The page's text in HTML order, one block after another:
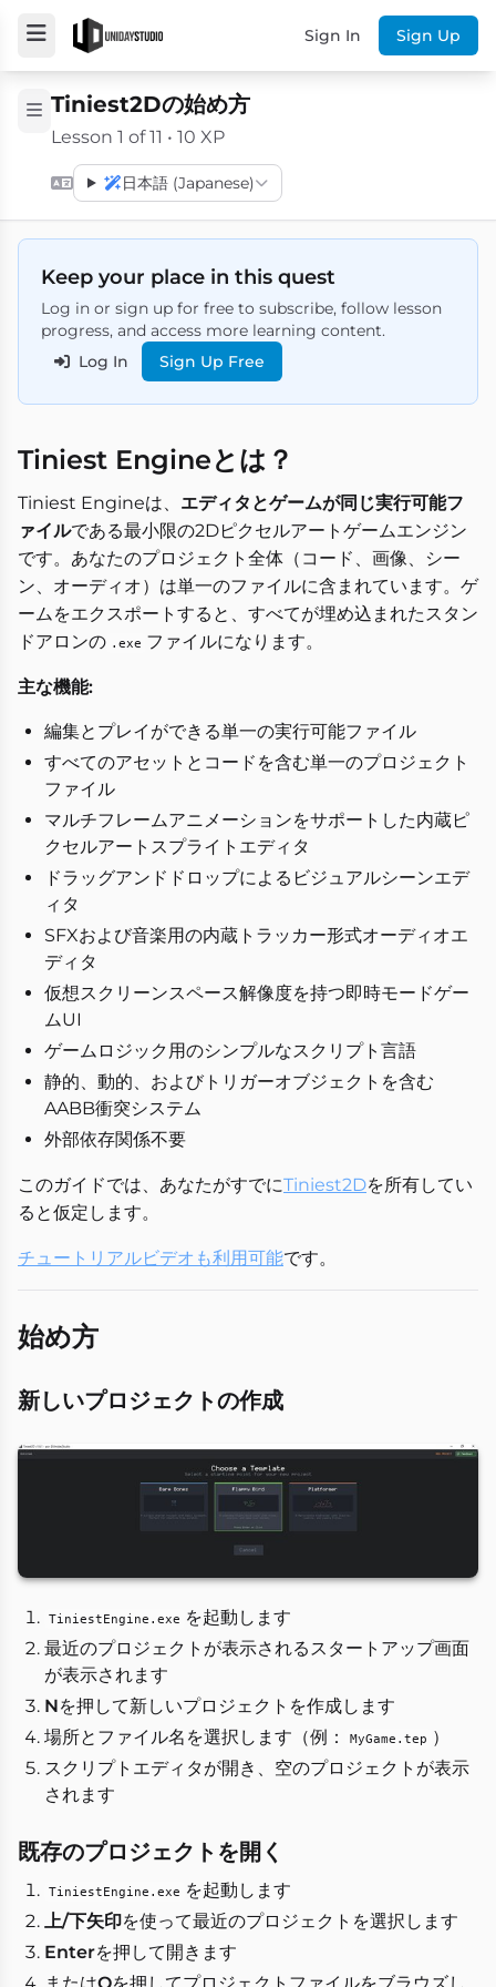
Sign In Sign Up
Tiniest2Dの始め方
Lesson 1 of 11 • 10 XP
日本語 (Japanese)
Keep your place in this quest
Log in or sign up for free to subscribe, follow lesson
progress, and access more learning content.
Log In
Sign Up Free
Tiniest Engineとは？
Tiniest Engineは、 エディタとゲームが同じ実行可能フ
ァイルである最小限の2Dピクセルアートゲームエンジン
です。あなたのプロジェクト全体（コード、画像、シー
ン、オーディオ）は単一のファイルに含まれています。ゲ
ームをエクスポートすると、すべてが埋め込まれたスタン
ドアロンの .exe ファイルになります。
主な機能:
編集とプレイができる単一の実行可能ファイル
すべてのアセットとコードを含む単一のプロジェクト
ファイル
マルチフレームアニメーションをサポートした内蔵ピ
クセルアートスプライトエディタ
ドラッグアンドドロップによるビジュアルシーンエデ
ィタ
SFXおよび音楽用の内蔵トラッカー形式オーディオエ
ディタ
仮想スクリーンスペース解像度を持つ即時モードゲー
ムUI
ゲームロジック用のシンプルなスクリプト言語
静的、動的、およびトリガーオブジェクトを含む
AABB衝突システム
外部依存関係不要
このガイドでは、あなたがすでにTiniest2Dを所有してい
ると仮定します。
チュートリアルビデオも利用可能です。
始め方
新しいプロジェクトの作成
TiniestEngine.exe を起動します
最近のプロジェクトが表示されるスタートアップ画面
が表示されます
Nを押して新しいプロジェクトを作成します
場所とファイル名を選択します（例：
MyGame.tep ）
スクリプトエディタが開き、空のプロジェクトが表示
されます
既存のプロジェクトを開く
TiniestEngine.exe を起動します
上/下矢印を使って最近のプロジェクトを選択します
Enterを押して開きます
またはOを押してプロジェクトファイルをブラウズし